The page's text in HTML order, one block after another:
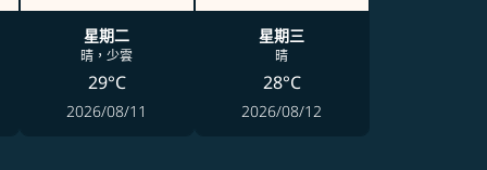
星期二
晴，少雲
29°C
2026/08/11
星期三
晴
28°C
2026/08/12